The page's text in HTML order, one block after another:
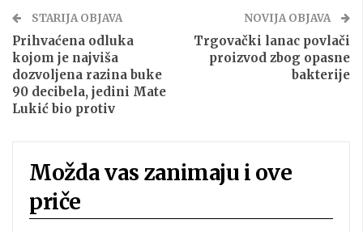
STARIJA OBJAVA
Prihvaćena odluka
kojom je najviša
dozvoljena razina buke
90 decibela, jedini Mate
Lukić bio protiv
NOVIJA OBJAVA
Trgovački lanac povlači
proizvod zbog opasne
bakterije
Možda vas zanimaju i ove
priče